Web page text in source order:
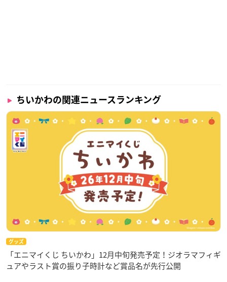
ちいかわの関連ニュースランキング
グッズ
「エニマイくじ ちいかわ」12月中旬発売予定！ジオラマフィギ
ュアやラスト賞の振り子時計など賞品名が先行公開